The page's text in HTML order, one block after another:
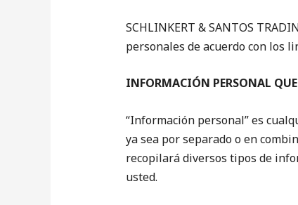
SCHLINKERT & SANTOS
personales de acuerdo con los
INFORMACIÓN PERSONAL
“Información personal” es
ya sea por separado o en
recopilará diversos tipos de
usted.